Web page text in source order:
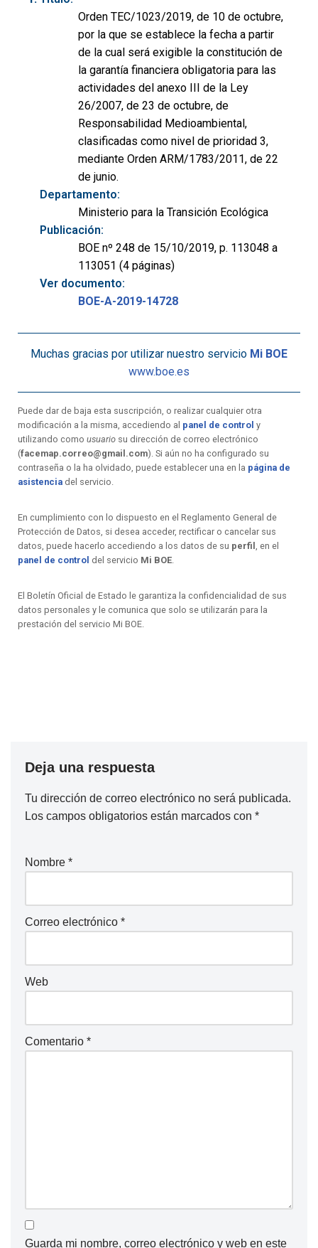
Orden TEC/1023/2019, de 10 de octubre,
por la que se establece la fecha a partir
de la cual será exigible la constitución de
la garantía financiera obligatoria para las
actividades del anexo III de la Ley
26/2007, de 23 de octubre, de
Responsabilidad Medioambiental,
clasificadas como nivel de prioridad 3,
mediante Orden ARM/1783/2011, de 22
de junio.
Departamento:
Ministerio para la Transición Ecológica
Publicación:
BOE nº 248 de 15/10/2019, p. 113048 a
113051 (4 páginas)
Ver documento:
BOE-A-2019-14728
Muchas gracias por utilizar nuestro servicio Mi BOE
www.boe.es
Puede dar de baja esta suscripción, o realizar cualquier otra
modificación a la misma, accediendo al panel de control y
utilizando como usuario su dirección de correo electrónico
(facemap.correo@gmail.com). Si aún no ha configurado su
contraseña o la ha olvidado, puede establecer una en la página de
asistencia del servicio.
En cumplimiento con lo dispuesto en el Reglamento General de
Protección de Datos, si desea acceder, rectificar o cancelar sus
datos, puede hacerlo accediendo a los datos de su perfil
, en el
panel de control del servicio Mi BOE
El Boletín Oficial de Estado le garantiza la confidencialidad de sus
datos personales y le comunica que solo se utilizarán para la
prestación del servicio Mi BOE.
Deja una respuesta
Tu dirección de correo electrónico no será publicada.
Los campos obligatorios están marcados con *
Nombre *
Correo electrónico *
Web
Comentario *
Guarda mi nombre, correo electrónico y web en este